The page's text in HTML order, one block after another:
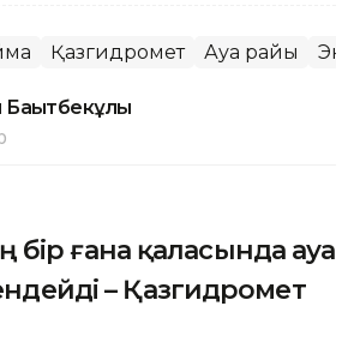
Қазгидромет Ауа райы
бір ғана қаласында ауа
– Қазгидромет